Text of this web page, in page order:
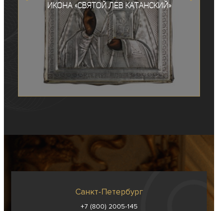
Икона «Святой Лев Катанский»
Санкт-Петербург
+7 (800) 2005-145